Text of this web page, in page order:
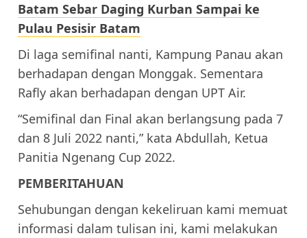
Batam Sebar Daging Kurban Sampai ke
Pulau Pesisir Batam
Di laga semifinal nanti, Kampung Panau akan
berhadapan dengan Monggak. Sementara
Rafly akan berhadapan dengan UPT Air.
“Semifinal dan Final akan berlangsung pada 7
dan 8 Juli 2022 nanti,” kata Abdullah, Ketua
Panitia Ngenang Cup 2022.
PEMBERITAHUAN
Sehubungan dengan kekeliruan kami memuat
informasi dalam tulisan ini, kami melakukan